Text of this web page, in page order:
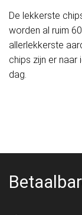
De lekkerste
worden al ruim
allerlekkerste
chips zijn er
dag.